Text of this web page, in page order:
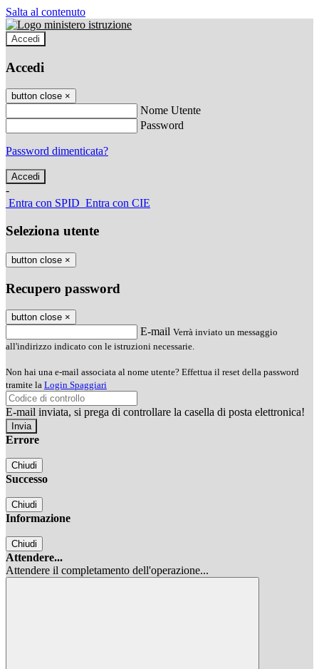
Salta al contenuto
Accedi
Accedi
button close ×
Nome Utente
Password
Password dimenticata?
-
Entra con SPID Entra con CIE
Seleziona utente
button close ×
Recupero password
button close ×
E-mail Verrà inviato un messaggio
all'indirizzo indicato con le istruzioni necessarie.
Non hai una e-mail associata al nome utente? Effettua il reset della password
tramite la Login Spaggiari
E-mail inviata, si prega di controllare la casella di posta elettronica!
Errore
Chiudi
Successo
Chiudi
Informazione
Chiudi
Attendere...
Attendere il completamento dell'operazione...